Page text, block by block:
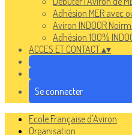
Adhésion MER avec
Aviron INDOOR
Adhésion 100%
ACCES ET CONTACT▴▾
Se connecter
Ecole Française d'Aviron
Organisation